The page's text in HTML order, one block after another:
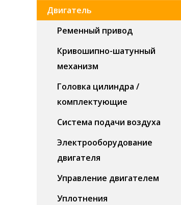
Двигатель
Ременный привод
Кривошипно-шатунный
механизм
Головка цилиндра /
комплектующие
Система подачи воздуха
Электрооборудование
двигателя
Управление двигателем
Уплотнения